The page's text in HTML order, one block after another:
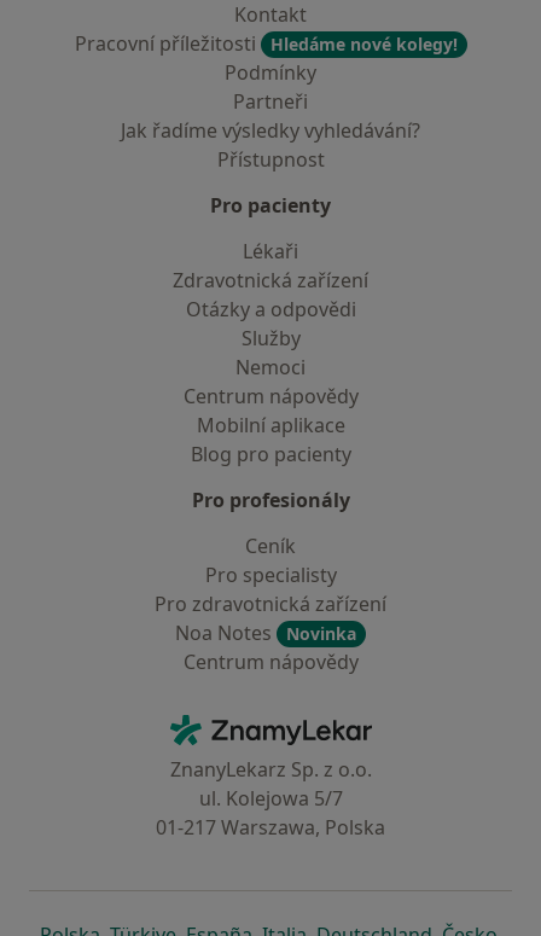
Kontakt
Pracovní příležitosti
Hledáme nové kolegy!
Podmínky
Partneři
Jak řadíme výsledky vyhledávání?
Přístupnost
Pro pacienty
Lékaři
Zdravotnická zařízení
Otázky a odpovědi
Služby
Nemoci
Centrum nápovědy
Mobilní aplikace
Blog pro pacienty
Pro profesionály
Ceník
Pro specialisty
Pro zdravotnická zařízení
Noa Notes
Novinka
Centrum nápovědy
ZnamyLekar - Hlavní stránka
ZnanyLekarz Sp. z o.o.
ul. Kolejowa 5/7
01-217 Warszawa, Polska